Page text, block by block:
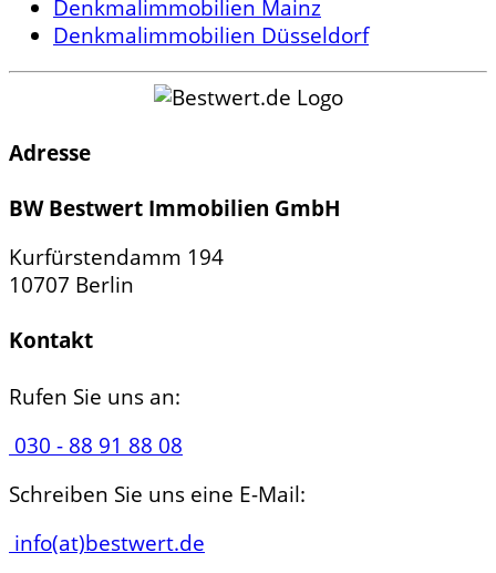
Denkmalimmobilien Mainz
Denkmalimmobilien Düsseldorf
Adresse
BW Bestwert Immobilien GmbH
Kurfürstendamm 194
10707 Berlin
Kontakt
Rufen Sie uns an:
030 - 88 91 88 08
Schreiben Sie uns eine E-Mail:
info(at)bestwert.de